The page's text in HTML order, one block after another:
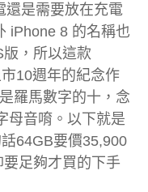
還是需要放在充電
iPhone 8 的名稱也
，所以這款
10週年的紀念作
羅馬數字的十，念
母音唷。以下就是
64GB要價35,900
足夠才買的下手